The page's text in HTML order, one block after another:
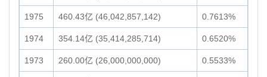
1975 460.43亿 (46,042,857,142) 0.7613%
1974 354.14亿 (35,414,285,714) 0.6520%
1973 260.00亿 (26,000,000,000) 0.5533%